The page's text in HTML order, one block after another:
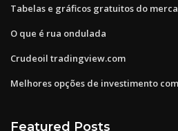
Tabelas e gráficos gratuitos do
O que é rua ondulada
Crudeoil tradingview.com
Melhores opções de investimento
Featured Posts